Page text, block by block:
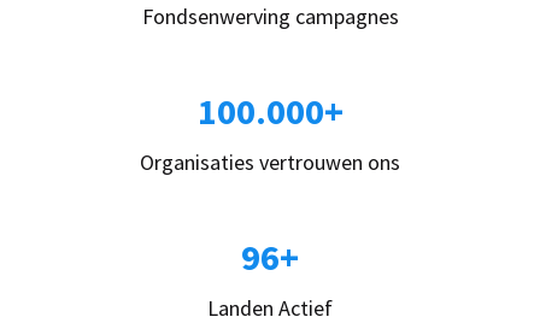
Fondsenwerving campagnes
100.000+
Organisaties vertrouwen ons
96+
Landen Actief